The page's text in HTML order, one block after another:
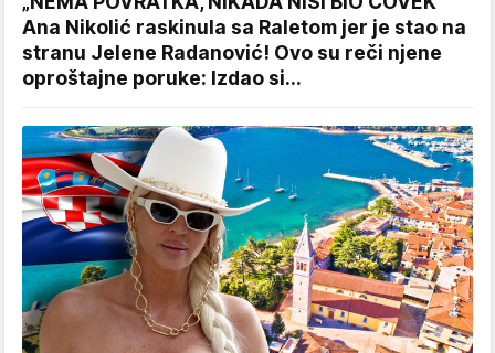
Ana Nikolić raskinula sa Raletom jer je stao na
stranu Jelene Radanović! Ovo su reči njene
oproštajne poruke: Izdao si...